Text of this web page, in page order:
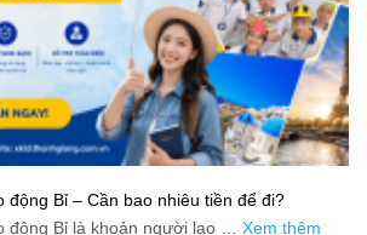
động Bỉ – Cần bao nhiêu tiền để đi?
động Bỉ là khoản người lao … Xem thêm